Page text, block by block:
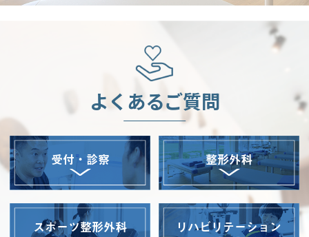
当院は完全予約制で
通院中でも、別の症
状、新たなケガで通
院される場合は、
WEB予約・LINE予
す。
◆月・火・木・金
13:00～15:00は比較
的スムーズにご案内
よくあるご質問
受付・診察 整形外科
スポーツ整形外科 リハビリテーション